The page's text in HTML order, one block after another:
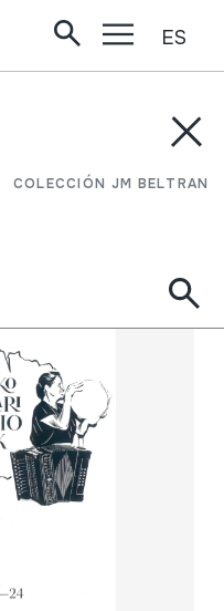
COLECCIÓN JM BELTRAN
ES
COLECCIÓN JM BELTRAN